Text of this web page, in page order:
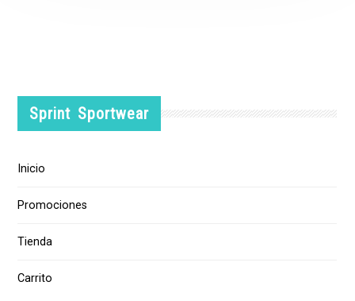
Sprint Sportwear
Inicio
Promociones
Tienda
Carrito